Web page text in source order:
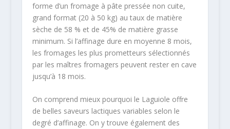
forme d’un fromage à pâte pressée non cuite,
grand format (20 à 50 kg) au taux de matière
sèche de 58 % et de 45% de matière grasse
minimum. Si l’affinage dure en moyenne 8 mois,
les fromages les plus prometteurs sélectionnés
par les maîtres fromagers peuvent rester en cave
jusqu’à 18 mois.
On comprend mieux pourquoi le Laguiole offre
de belles saveurs lactiques variables selon le
degré d’affinage. On y trouve également des